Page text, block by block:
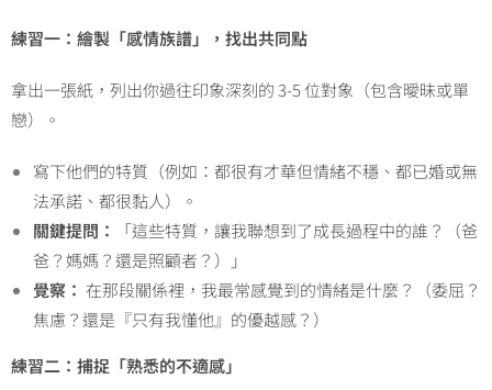
練習一：繪製「感情族譜」，找出共同點
拿出一張紙，列出你過往印象深刻的 3-5 位對象（包含曖昧或單
戀）。
寫下他們的特質（例如：都很有才華但情緒不穩、都已婚或無
法承諾、都很黏人）。
關鍵提問：
「這些特質，讓我聯想到了成長過程中的誰？（爸
爸？媽媽？還是照顧者？）」
覺察： 在那段關係裡，我最常感覺到的情緒是什麼？（委屈？
焦慮？還是『只有我懂他』的優越感？）
練習二：捕捉「熟悉的不適感」